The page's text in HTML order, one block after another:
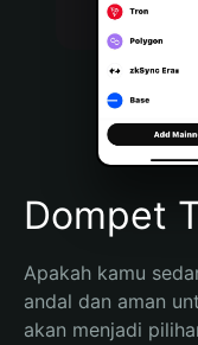
Português (Brasil)
Español (Argentina)
Dompet
Apakah kamu
andal dan aman
akan menjadi